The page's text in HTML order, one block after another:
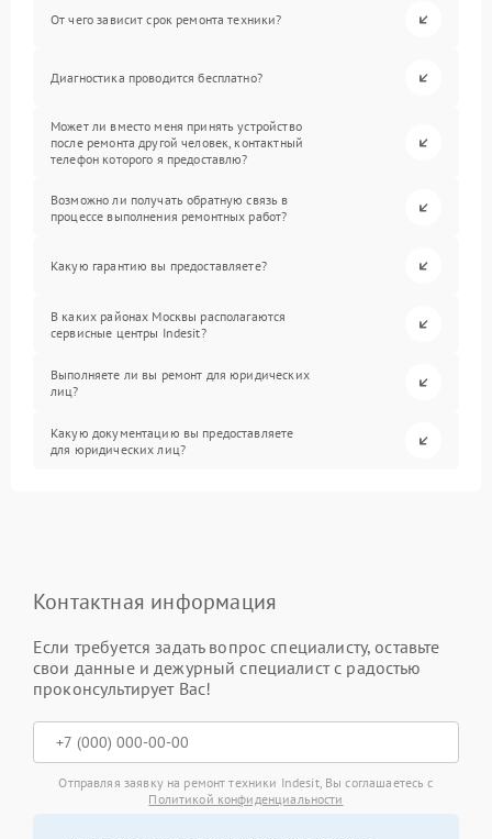
От чего зависит срок ремонта техники?
Диагностика проводится бесплатно?
Может ли вместо меня принять устройство
после ремонта другой человек, контактный
телефон которого я предоставлю?
Возможно ли получать обратную связь в
процессе выполнения ремонтных работ?
Какую гарантию вы предоставляете?
В каких районах Москвы располагаются
сервисные центры Indesit?
Выполняете ли вы ремонт для юридических
лиц?
Какую документацию вы предоставляете
для юридических лиц?
Контактная информация
Если требуется задать вопрос специалисту, оставьте
свои данные и дежурный специалист с радостью
проконсультирует Вас!
Отправляя заявку на ремонт техники Indesit, Вы соглашаетесь с
Политикой конфиденциальности